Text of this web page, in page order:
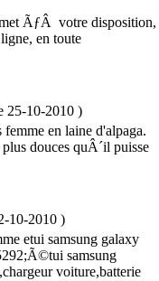
ÃƒÂ votre disposition,
en toute
25-10-2010)
en laine d'alpaga.
douces quÂ´il puisse
10-2010)
etui samsung galaxy
samsung
voiture,batterie